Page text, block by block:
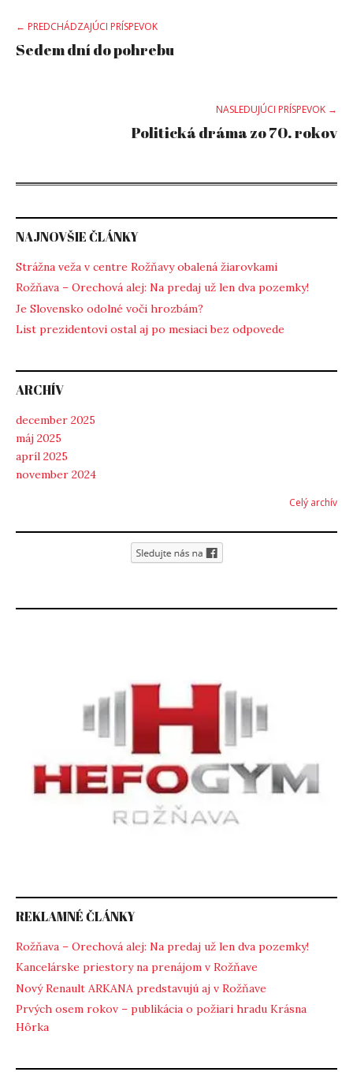
Post
← PREDCHÁDZAJÚCI PRÍSPEVOK
Sedem dní do pohrebu
NASLEDUJÚCI PRÍSPEVOK →
Politická dráma zo 70. rokov
NAJNOVŠIE ČLÁNKY
Strážna veža v centre Rožňavy obalená žiarovkami
Rožňava – Orechová alej: Na predaj už len dva pozemky!
Je Slovensko odolné voči hrozbám?
List prezidentovi ostal aj po mesiaci bez odpovede
ARCHÍV
december 2025
máj 2025
apríl 2025
november 2024
Celý archív
REKLAMNÉ ČLÁNKY
Rožňava – Orechová alej: Na predaj už len dva pozemky!
Kancelárske priestory na prenájom v Rožňave
Nový Renault ARKANA predstavujú aj v Rožňave
Prvých osem rokov – publikácia o požiari hradu Krásna
Hôrka